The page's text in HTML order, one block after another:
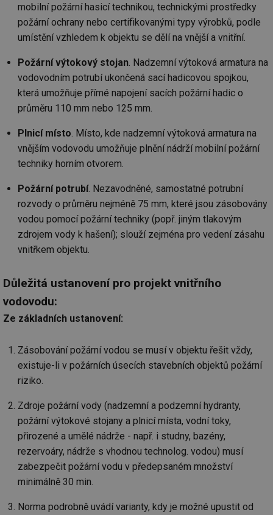
mobilní požární hasicí technikou, technickými prostředky
požární ochrany nebo certifikovanými typy výrobků, podle
umístění vzhledem k objektu se dělí na vnější a vnitřní.
Požární výtokový stojan. Nadzemní výtoková armatura na
vodovodním potrubí ukončená sací hadicovou spojkou,
která umožňuje přímé napojení sacích požární hadic o
průměru 110 mm nebo 125 mm.
Plnicí místo. Místo, kde nadzemní výtoková armatura na
vnějším vodovodu umožňuje plnění nádrží mobilní požární
techniky horním otvorem.
Požární potrubí. Nezavodněné, samostatné potrubní
rozvody o průměru nejméně 75 mm, které jsou zásobovány
vodou pomocí požární techniky (popř. jiným tlakovým
zdrojem vody k hašení); slouží zejména pro vedení zásahu
vnitřkem objektu.
Důležitá ustanovení pro projekt vnitřního
vodovodu:
Ze základních ustanovení:
Zásobování požární vodou se musí v objektu řešit vždy,
existuje-li v požárních úsecích stavebních objektů požární
riziko.
Zdroje požární vody (nadzemní a podzemní hydranty,
požární výtokové stojany a plnicí místa, vodní toky,
přirozené a umělé nádrže - např. i studny, bazény,
rezervoáry, nádrže s vhodnou technolog. vodou) musí
zabezpečit požární vodu v předepsaném množství
minimálně 30 min.
Norma podrobně uvádí varianty, kdy je možné upustit od